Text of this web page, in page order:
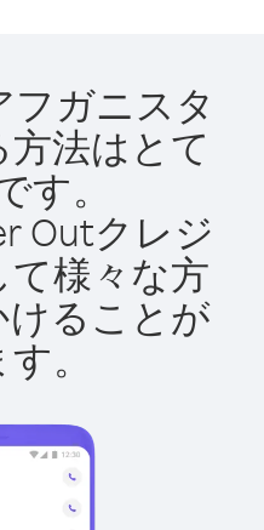
ガニスタ
法はとて
す。
Outクレジ
て様々な方
ることが
。